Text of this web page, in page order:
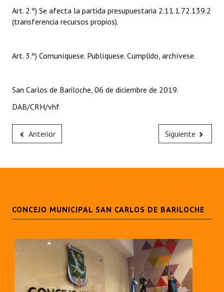
Bariloche, Municipio intercultural
REFORMA DE LA CARTA ORGÁNICA
Art. 2.º) Se afecta la partida presupuestaria 2.11.1.72.139.2
(transferencia recursos propios).
Art. 3.º) Comuníquese. Publíquese. Cumplido, archívese.
San Carlos de Bariloche, 06 de diciembre de 2019.
DAB/CRH/vhf
Anterior Siguiente
CONCEJO MUNICIPAL SAN CARLOS DE BARILOCHE